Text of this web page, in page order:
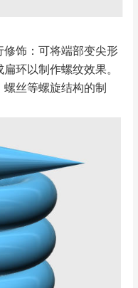
饰：可将端部变尖形
环以制作螺纹效果。
丝等螺旋结构的制